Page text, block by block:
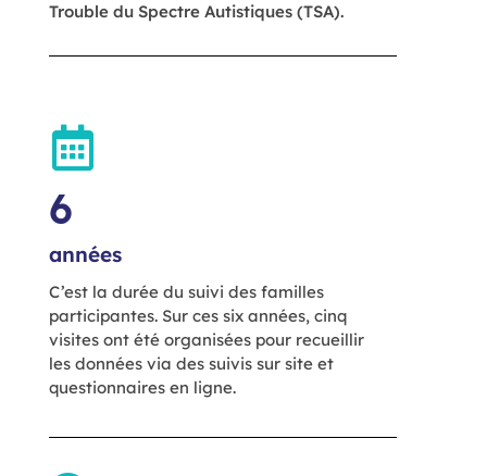
Trouble du Spectre Autistiques (TSA).
années
6
C’est la durée du suivi des familles
participantes. Sur ces six années, cinq
visites ont été organisées pour recueillir
les données via des suivis sur site et
questionnaires en ligne.